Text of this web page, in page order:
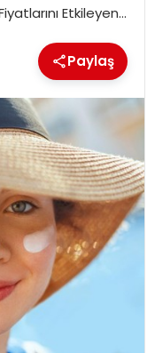
Etkileyen…
Paylaş